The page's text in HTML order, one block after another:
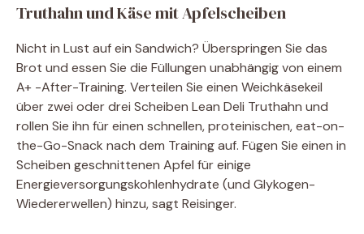
Truthahn und Käse mit Apfelscheiben
Nicht in Lust auf ein Sandwich? Überspringen Sie das
Brot und essen Sie die Füllungen unabhängig von einem
A+ -After-Training. Verteilen Sie einen Weichkäsekeil
über zwei oder drei Scheiben Lean Deli Truthahn und
rollen Sie ihn für einen schnellen, proteinischen, eat-on-
the-Go-Snack nach dem Training auf. Fügen Sie einen in
Scheiben geschnittenen Apfel für einige
Energieversorgungskohlenhydrate (und Glykogen-
Wiedererwellen) hinzu, sagt Reisinger.